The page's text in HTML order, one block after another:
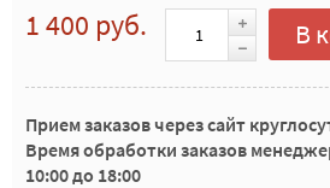
1 400 руб. В
Прием заказов через сайт
Время обработки заказов
10:00 до 18:00